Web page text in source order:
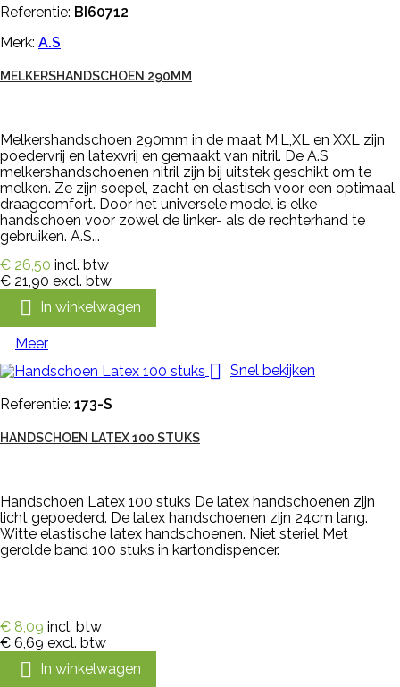
Referentie: BI60712
Merk: A.S
MELKERSHANDSCHOEN 290MM
Melkershandschoen 290mm in de maat M,L,XL en XXL zijn
poedervrij en latexvrij en gemaakt van nitril. De A.S
melkershandschoenen nitril zijn bij uitstek geschikt om te
melken. Ze zijn soepel, zacht en elastisch voor een optimaal
draagcomfort. Door het universele model is elke
handschoen voor zowel de linker- als de rechterhand te
gebruiken. A.S...
€ 26,50 incl. btw
€ 21,90 excl. btw
 In winkelwagen
Meer
 Snel bekijken
Referentie: 173-S
HANDSCHOEN LATEX 100 STUKS
Handschoen Latex 100 stuks De latex handschoenen zijn
licht gepoederd. De latex handschoenen zijn 24cm lang.
Witte elastische latex handschoenen. Niet steriel Met
gerolde band 100 stuks in kartondispencer.
€ 8,09 incl. btw
€ 6,69 excl. btw
 In winkelwagen